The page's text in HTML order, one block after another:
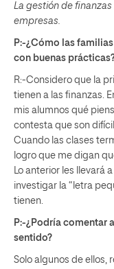
La gestión de
empresas.
P:-¿Cómo las
con buenas
R:-Considero que la
tienen a las finanzas.
mis alumnos qué
contesta que son
Cuando las clases
logro que me digan
Lo anterior les llevará
investigar la “letra
tienen.
P:-¿Podría comentar
sentido?
Solo algunos de ellos,